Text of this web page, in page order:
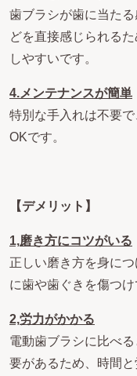
歯ブラシが歯に当た
どを直接感じられる
しやすいです。
4.メンテナンスが簡単
特別な手入れは不要
OKです。
【デメリット】
1,磨き方にコツがいる
正しい磨き方を身に
に歯や歯ぐきを傷つ
2,労力がかかる
電動歯ブラシに比べ
要があるため、時間と